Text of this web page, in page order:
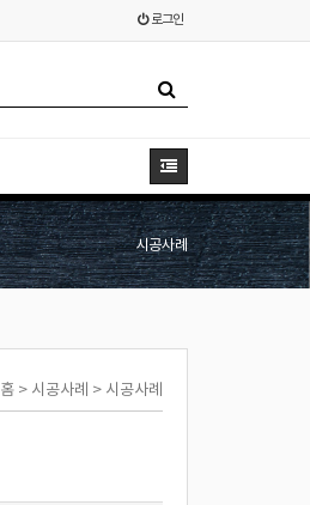
로그인
시공사례
홈 > 시공사례 > 시공사례